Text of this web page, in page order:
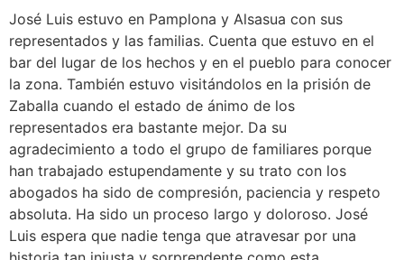
José Luis estuvo en Pamplona y Alsasua con sus
representados y las familias. Cuenta que estuvo en el
bar del lugar de los hechos y en el pueblo para conocer
la zona. También estuvo visitándolos en la prisión de
Zaballa cuando el estado de ánimo de los
representados era bastante mejor. Da su
agradecimiento a todo el grupo de familiares porque
han trabajado estupendamente y su trato con los
abogados ha sido de compresión, paciencia y respeto
absoluta. Ha sido un proceso largo y doloroso. José
Luis espera que nadie tenga que atravesar por una